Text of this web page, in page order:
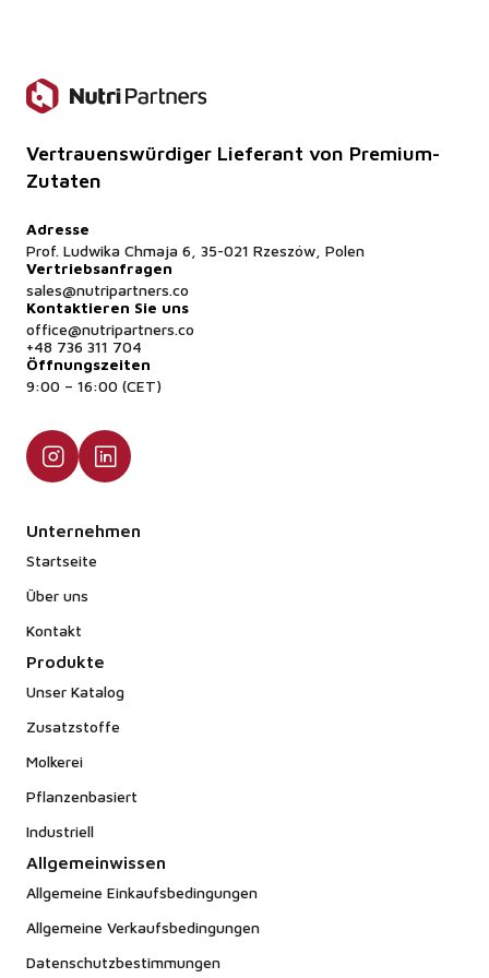
Vertrauenswürdiger Lieferant von Premium-
Zutaten
Adresse
Prof. Ludwika Chmaja 6, 35-021 Rzeszów, Polen
Vertriebsanfragen
sales@nutripartners.co
Kontaktieren Sie uns
office@nutripartners.co
+48 736 311 704
Öffnungszeiten
9:00 – 16:00 (CET)
Unternehmen
Startseite
Über uns
Kontakt
Produkte
Unser Katalog
Zusatzstoffe
Molkerei
Pflanzenbasiert
Industriell
Allgemeinwissen
Allgemeine Einkaufsbedingungen
Allgemeine Verkaufsbedingungen
Datenschutzbestimmungen